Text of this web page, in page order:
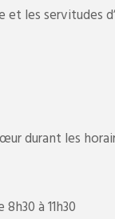
les servitudes
durant les
à 11h30